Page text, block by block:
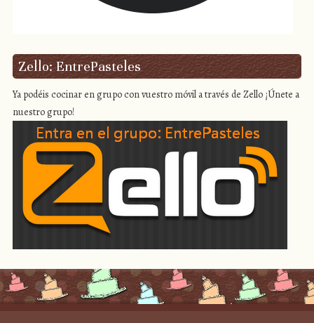
Zello: EntrePasteles
Ya podéis cocinar en grupo con vuestro móvil a través de Zello ¡Únete a
nuestro grupo!